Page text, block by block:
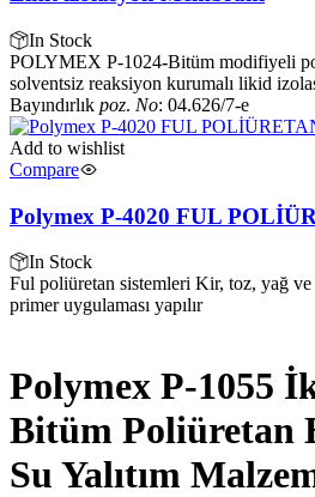
In Stock
POLYMEX P-1024-Bitüm modifiyeli
solventsiz reaksiyon kurumalı likid
Bayındırlık poz. No: 04.626/7-e
Add to wishlist
Compare
Polymex P-4020 FUL
In Stock
Ful poliüretan sistemleri Kir, toz, yağ ve
primer uygulaması yapılır
Polymex P-1055
Bitüm Poliüretan
Su Yalıtım